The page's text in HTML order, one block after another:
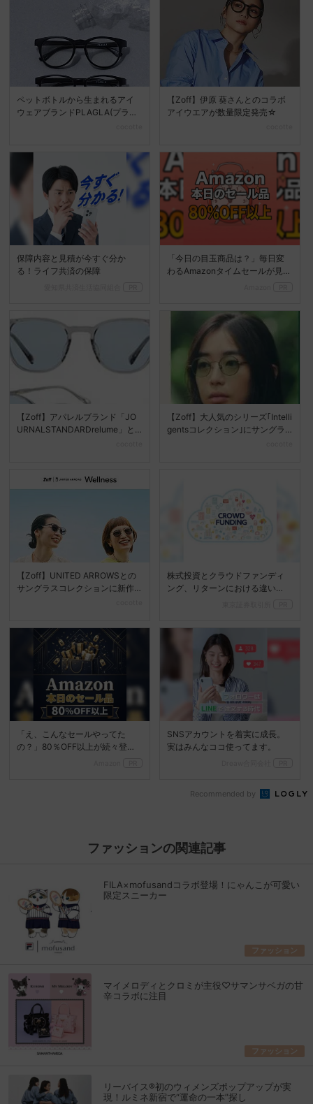
ペットボトルから生まれるアイ
ウェアブランドPLAGLA(プラグ
【Zoff】伊原 葵さんとのコラボ
アイウエアが数量限定発売☆
保障内容と見積が今すぐ分か
る！ライフ共済の保障
「今日の目玉商品は？」毎日変
わるAmazonタイムセールが見逃
【Zoff】アパレルブランド「JO
URNALSTANDARDrelume」と
【Zoff】大人気のシリーズ｢Intelli
gentsコレクション｣にサングラ
【Zoff】UNITED ARROWSとの
サングラスコレクションに新作
株式投資とクラウドファンディ
ング、リターンにおける違い
「え、こんなセールやってた
の？」80％OFF以上が続々登
SNSアカウントを着実に成長。
実はみんなココ使ってます。
Recommended by
ファッションの関連記事
FILA×mofusandコラボ登場！にゃんこが可愛い
限定スニーカー
ファッション
マイメロディとクロミが主役♡サマンサベガの甘
辛コラボに注目
ファッション
リーバイス®初のウィメンズポップアップが実
現！ルミネ新宿で“運命の一本”探し